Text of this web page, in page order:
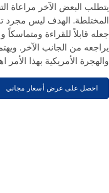
يتطلب البعض الآخر مراعاة
المختلطة. الهدف ليس مجرد
جعله قابلاً للقراءة
يراجعه من الجانب الآخر.
والهجرة الأمريكية بهذا الأمر
احصل على عرض أسعار مجاني